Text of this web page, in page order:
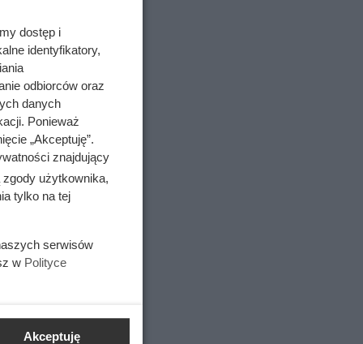
dostęp i
identyfikatory,
odbiorców oraz
danych
Ponieważ
„Akceptuję”.
znajdujący
użytkownika,
tylko na tej
serwisów
w Polityce
Akceptuję